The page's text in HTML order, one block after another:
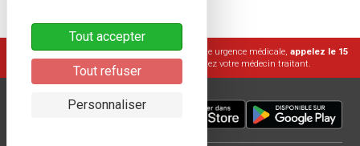
Wepsee n'est pas un service d'urgence, pour toute urgence médicale, appelez le 15
( numéro d'urgence France ) et contactez votre médecin traitant.
Tout accepter
Tout refuser
Personnaliser